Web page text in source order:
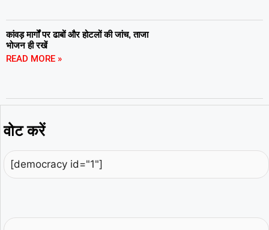
कांवड़ मार्गों पर ढाबों और होटलों की जांच, ताजा
भोजन ही रखें
READ MORE »
वोट करें
[democracy id="1"]